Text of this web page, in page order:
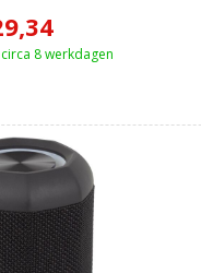
en
8 werkdagen